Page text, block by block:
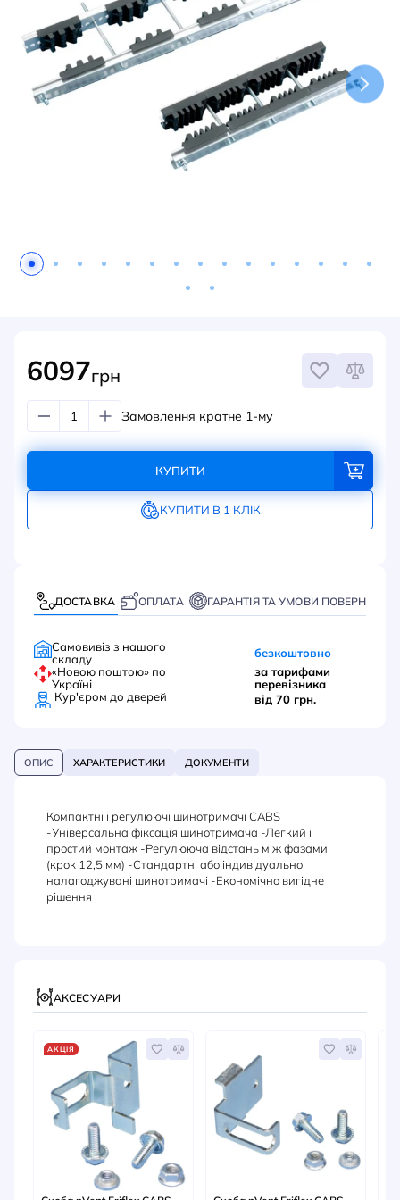
КОНТАКТИ
СИСТЕМИ ШИНОПРОВОДІВ ТА СТРУМОПРОВОДІВ
6097грн
Замовлення кратне 1-му
КУПИТИ
КУПИТИ В 1 КЛІК
ДОСТАВКА ОПЛАТА ГАРАНТІЯ ТА УМОВИ ПОВЕРНЕННЯ
Самовивіз з нашого
складу
безкоштовно
«Новою поштою» по
Україні
за тарифами
перевізника
Кур'єром до дверей від 70 грн.
ОПИС ХАРАКТЕРИСТИКИ ДОКУМЕНТИ
Компактні і регулюючі шинотримачі CABS
-Універсальна фіксація шинотримача -Легкий і
простий монтаж -Регулююча відстань між фазами
(крок 12,5 мм) -Стандартні або індивідуально
налагоджувані шинотримачі -Економічно вигідне
рішення
АКСЕСУАРИ
АКЦІЯ